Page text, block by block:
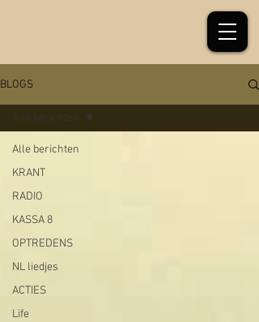
BLOGS
Alle berichten
KRANT
RADIO
KASSA 8
OPTREDENS
NL liedjes
ACTIES
Life
Alle berichten